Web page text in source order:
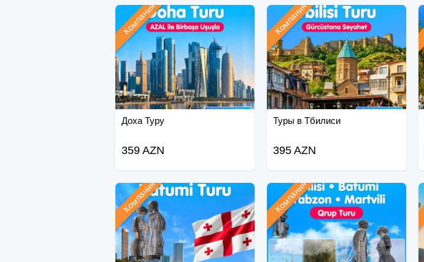
Доха Туру
Компания
359 AZN
Туры в Тбилиси
Компания
395 AZN
Компания Компания